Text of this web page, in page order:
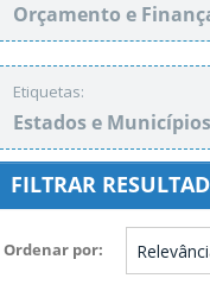
Orçamento e
Etiquetas:
Estados e Municípios
FILTRAR
Ordenar por